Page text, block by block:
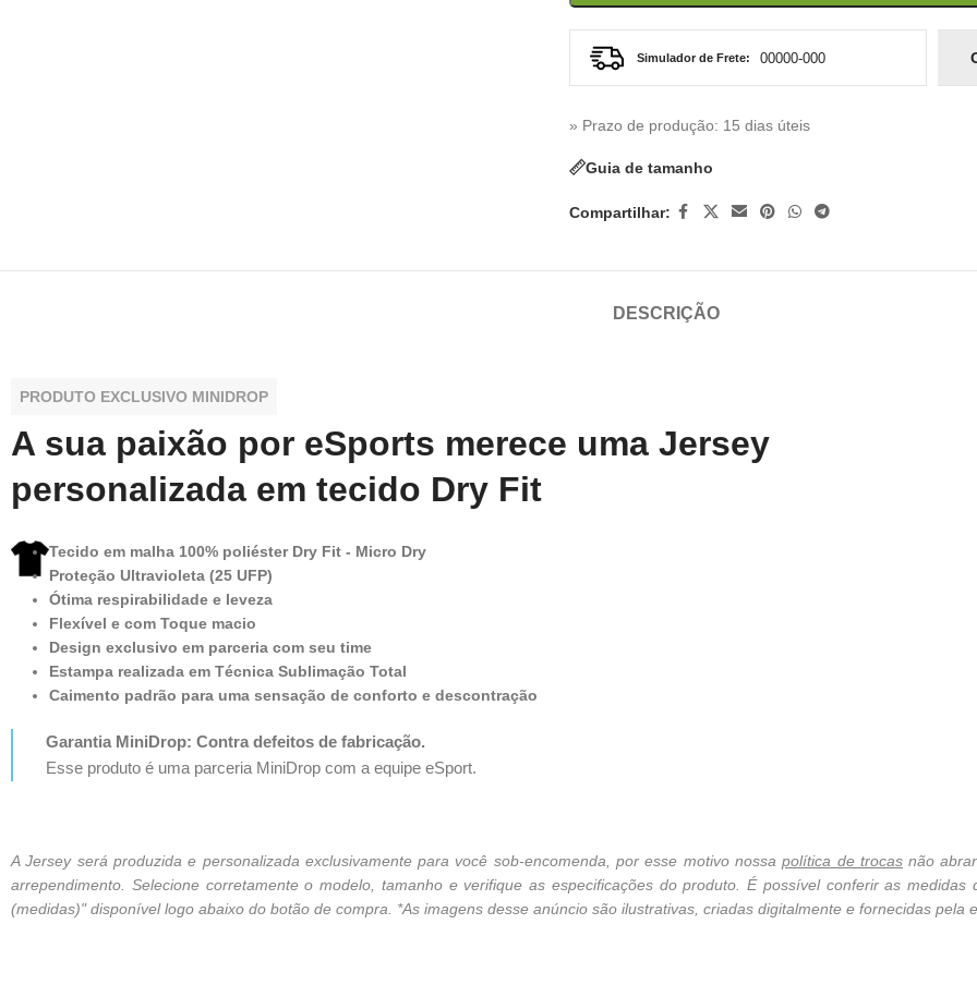
Simulador de Frete:
» Prazo de produção: 15 dias úteis
Guia de tamanho
Compartilhar:
DESCRIÇÃO
PRODUTO EXCLUSIVO MINIDROP
A sua paixão por eSports merece uma Jersey
personalizada em tecido Dry Fit
Tecido em malha 100% poliéster Dry Fit - Micro Dry
Proteção Ultravioleta (25 UFP)
Ótima respirabilidade e leveza
Flexível e com Toque macio
Design exclusivo em parceria com seu time
Estampa realizada em Técnica Sublimação Total
Caimento padrão para uma sensação de conforto e descontração
Garantia MiniDrop: Contra defeitos de fabricação.
Esse produto é uma parceria MiniDrop com a equipe eSport.
A Jersey será produzida e personalizada exclusivamente para você sob-encomenda, por esse motivo nossapolítica de trocasnão
arrependimento. Selecione corretamente o modelo, tamanho e verifique as especificações do produto. É possível conferir as
(medidas)" disponível logo abaixo do botão de compra. *As imagens desse anúncio são ilustrativas, criadas digitalmente e fornecidas pela